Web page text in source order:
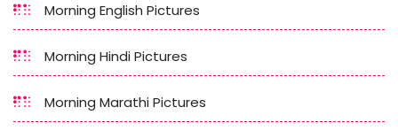
Morning English Pictures
Morning Hindi Pictures
Morning Marathi Pictures